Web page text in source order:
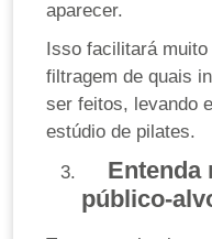
aparecer.
Isso facilitará
filtragem de quais
ser feitos, levando
estúdio de pilates.
Entenda
público-